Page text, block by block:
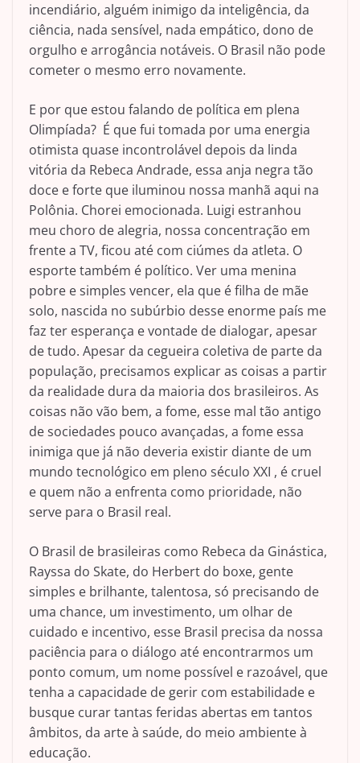
incendiário, alguém inimigo da inteligência, da
ciência, nada sensível, nada empático, dono de
orgulho e arrogância notáveis. O Brasil não pode
cometer o mesmo erro novamente.
E por que estou falando de política em plena
Olimpíada? É que fui tomada por uma energia
otimista quase incontrolável depois da linda
vitória da Rebeca Andrade, essa anja negra tão
doce e forte que iluminou nossa manhã aqui na
Polônia. Chorei emocionada. Luigi estranhou
meu choro de alegria, nossa concentração em
frente a TV, ficou até com ciúmes da atleta. O
esporte também é político. Ver uma menina
pobre e simples vencer, ela que é filha de mãe
solo, nascida no subúrbio desse enorme país me
faz ter esperança e vontade de dialogar, apesar
de tudo. Apesar da cegueira coletiva de parte da
população, precisamos explicar as coisas a partir
da realidade dura da maioria dos brasileiros. As
coisas não vão bem, a fome, esse mal tão antigo
de sociedades pouco avançadas, a fome essa
inimiga que já não deveria existir diante de um
mundo tecnológico em pleno século XXI , é cruel
e quem não a enfrenta como prioridade, não
serve para o Brasil real.
O Brasil de brasileiras como Rebeca da Ginástica,
Rayssa do Skate, do Herbert do boxe, gente
simples e brilhante, talentosa, só precisando de
uma chance, um investimento, um olhar de
cuidado e incentivo, esse Brasil precisa da nossa
paciência para o diálogo até encontrarmos um
ponto comum, um nome possível e razoável, que
tenha a capacidade de gerir com estabilidade e
busque curar tantas feridas abertas em tantos
âmbitos, da arte à saúde, do meio ambiente à
educação.